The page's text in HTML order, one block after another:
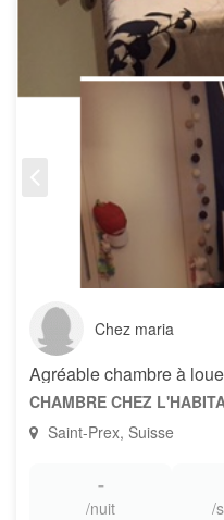
Chez maria
Agréable chambre à
CHAMBRE CHEZ
Saint-Prex, Suisse
-
/nuit /